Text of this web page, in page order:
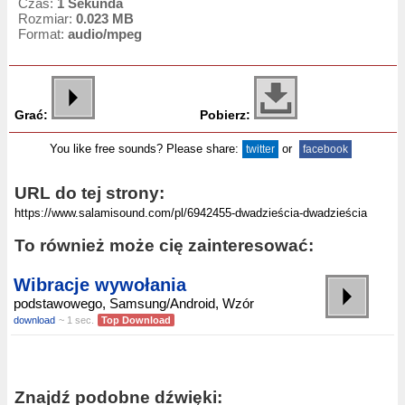
Czas: 1 Sekunda
Rozmiar: 0.023 MB
Format: audio/mpeg
Grać: Pobierz:
You like free sounds? Please share: twitter or facebook
URL do tej strony:
To również może cię zainteresować:
Wibracje wywołania
podstawowego, Samsung/Android, Wzór
download ~ 1 sec. Top Download
Znajdź podobne dźwięki: